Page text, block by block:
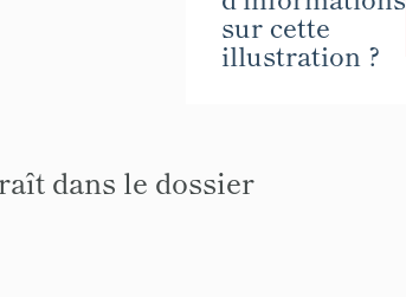
sur cette
illustration ?
dans le dossier